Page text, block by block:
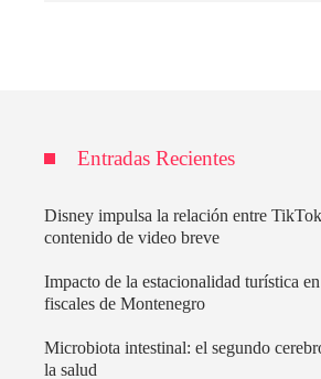
Entradas Recientes
Disney impulsa la relación entre
contenido de video breve
Impacto de la estacionalidad turística
fiscales de Montenegro
Microbiota intestinal: el segundo
la salud